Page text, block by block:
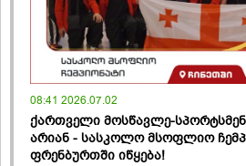
08:41 2026.07.02
ქართველი მოსწავლე-
არიან - სასკოლო მსოფლიო
ფრენბურთში იწყება!